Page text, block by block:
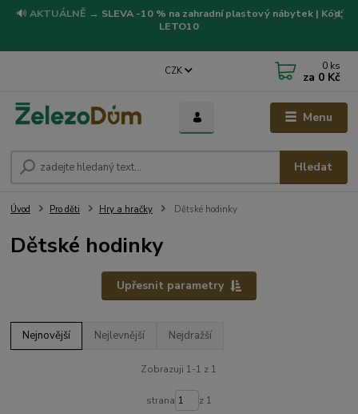
🔊 AKTUÁLNĚ → SLEVA -10 % na zahradní plastový nábytek | Kód:
LETO10
Menu
CZK
Hledat
0 ks
za 0 Kč
Úvod Pro děti Hry a hračky Dětské hodinky
Dětské hodinky
Upřesnit parametry
Nejnovější Nejlevnější Nejdražší
Zobrazuji 1-1 z 1
strana z 1